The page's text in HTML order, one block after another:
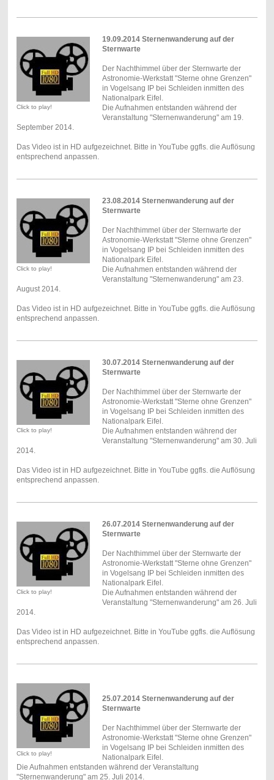
Click to play!
19.09.2014 Sternenwanderung auf der
Sternwarte
Der Nachthimmel über der Sternwarte der
Astronomie-Werkstatt "Sterne ohne Grenzen"
in Vogelsang IP bei Schleiden inmitten des
Nationalpark Eifel.
Die Aufnahmen entstanden während der
Veranstaltung "Sternenwanderung" am 19.
September 2014.
Das Video ist in HD aufgezeichnet. Bitte in YouTube ggfls. die Auflösung
entsprechend anpassen.
Click to play!
23.08.2014 Sternenwanderung auf der
Sternwarte
Der Nachthimmel über der Sternwarte der
Astronomie-Werkstatt "Sterne ohne Grenzen"
in Vogelsang IP bei Schleiden inmitten des
Nationalpark Eifel.
Die Aufnahmen entstanden während der
Veranstaltung "Sternenwanderung" am 23.
August 2014.
Das Video ist in HD aufgezeichnet. Bitte in YouTube ggfls. die Auflösung
entsprechend anpassen.
Click to play!
30.07.2014 Sternenwanderung auf der
Sternwarte
Der Nachthimmel über der Sternwarte der
Astronomie-Werkstatt "Sterne ohne Grenzen"
in Vogelsang IP bei Schleiden inmitten des
Nationalpark Eifel.
Die Aufnahmen entstanden während der
Veranstaltung "Sternenwanderung" am 30. Juli
2014.
Das Video ist in HD aufgezeichnet. Bitte in YouTube ggfls. die Auflösung
entsprechend anpassen.
Click to play!
26.07.2014 Sternenwanderung auf der
Sternwarte
Der Nachthimmel über der Sternwarte der
Astronomie-Werkstatt "Sterne ohne Grenzen"
in Vogelsang IP bei Schleiden inmitten des
Nationalpark Eifel.
Die Aufnahmen entstanden während der
Veranstaltung "Sternenwanderung" am 26. Juli
2014.
Das Video ist in HD aufgezeichnet. Bitte in YouTube ggfls. die Auflösung
entsprechend anpassen.
Click to play!
25.07.2014 Sternenwanderung auf der
Sternwarte
Der Nachthimmel über der Sternwarte der
Astronomie-Werkstatt "Sterne ohne Grenzen"
in Vogelsang IP bei Schleiden inmitten des
Nationalpark Eifel.
Die Aufnahmen entstanden während der Veranstaltung
"Sternenwanderung" am 25. Juli 2014.